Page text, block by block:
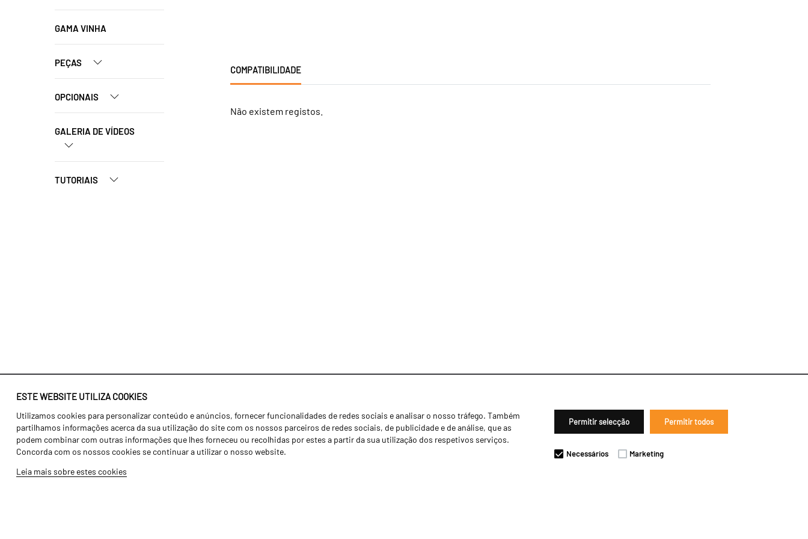
ESTE WEBSITE UTILIZA COOKIES
Utilizamos cookies para personalizar conteúdo e anúncios, fornecer funcionalidades de redes sociais e analisar o nosso tráfego. Também
partilhamos informações acerca da sua utilização do site com os nossos parceiros de redes sociais, de publicidade e de análise, que as
podem combinar com outras informações que lhes forneceu ou recolhidas por estes a partir da sua utilização dos respetivos serviços.
Concorda com os nossos cookies se continuar a utilizar o nosso website.
Leia mais sobre estes cookies
Permitir selecção Permitir todos
Necessários Marketing
GAMA VINHA
PEÇAS
OPCIONAIS
GALERIA DE VÍDEOS
TUTORIAIS
COMPATIBILIDADE
Não existem registos.
Identidade
História
Fábrica / Produção
Recursos Humanos
Agricultura
Transportes
Gama Floresta
Notícias
Concessionários